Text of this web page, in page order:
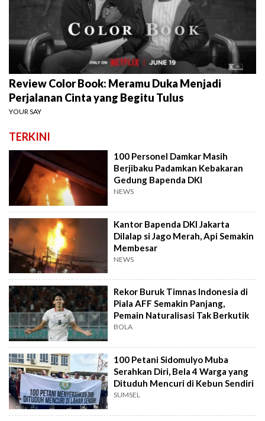
Review Color Book: Meramu Duka Menjadi
Perjalanan Cinta yang Begitu Tulus
YOUR SAY
TERKINI
100 Personel Damkar Masih
Berjibaku Padamkan Kebakaran
Gedung Bapenda DKI
NEWS
Kantor Bapenda DKI Jakarta
Dilalap si Jago Merah, Api Semakin
Membesar
NEWS
Rekor Buruk Timnas Indonesia di
Piala AFF Semakin Panjang,
Pemain Naturalisasi Tak Berkutik
BOLA
100 Petani Sidomulyo Muba
Serahkan Diri, Bela 4 Warga yang
Dituduh Mencuri di Kebun Sendiri
SUMSEL